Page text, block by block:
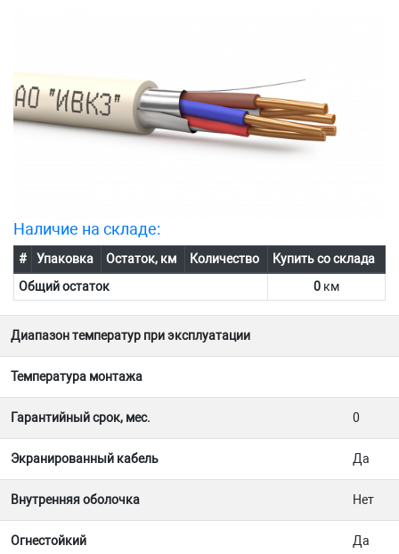
Наличие на складе:
# Упаковка Остаток, км Количество
Купить со склада
Общий остаток
0 км
Диапазон температур при эксплуатации
Температура монтажа
Гарантийный срок, мес. 0
Экранированный кабель Да
Внутренняя оболочка Нет
Огнестойкий Да